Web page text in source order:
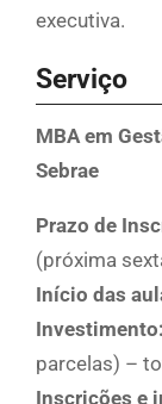
executiva.
Serviço
MBA em
Sebrae
Prazo de
(próxima
Início das
Investimento:
parcelas) –
Inscrições e